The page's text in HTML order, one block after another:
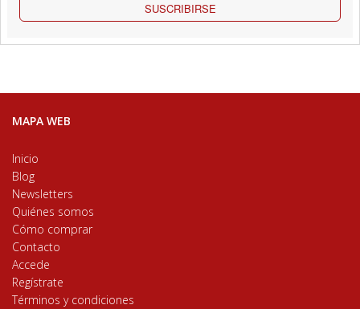
SUSCRIBIRSE
MAPA WEB
Inicio
Blog
Newsletters
Quiénes somos
Cómo comprar
Contacto
Accede
Regístrate
Términos y condiciones